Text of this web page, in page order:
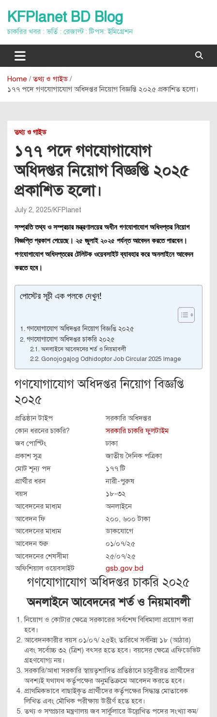
content
KFPlanet BD Blog
চাকরির খবর : ভর্তি : রেজাল্ট : টিপস: ইমিগ্রেশন
Home
তথ্য ও গাইড
১৭৭ পদে গণযোগাযোগ অধিদপ্তর নিয়োগ বিজ্ঞপ্তি ২০২৫ প্রকাশিত হলো।
তথ্য ও গাইড
১৭৭ পদে গণযোগাযোগ
অধিদপ্তর নিয়োগ বিজ্ঞপ্তি ২০২৫
প্রকাশিত হলো।
July 2, 2025 KFPlanet
সম্প্রতি তথ্য ও সম্প্রচার মন্ত্রণালয়ের অধীন গণযোগাযোগ অধিদপ্তর নিয়োগ
বিজ্ঞপ্তি প্রকাশ পেয়েছে। ২৫ জুলাই ২০২৫ পর্যন্ত আবেদন করতে পারবেন।
গণযোগাযোগ অধিদপ্তরের টেলিটক ওয়েবসাইট ব্যাবহার করে অনলাইনে আবেদন
করতে হবে।
পোস্টের সূচী এক পলকে দেখুন!
গণযোগাযোগ অধিদপ্তর নিয়োগ বিজ্ঞপ্তি ২০২৫
গণযোগাযোগ অধিদপ্তর চাকরি ২০২৫
অনলাইনে আবেদনের শর্ত ও নিয়মাবলী
Gonojogajog Odhidoptor Job Circular 2025 Image
গণযোগাযোগ অধিদপ্তর নিয়োগ বিজ্ঞপ্তি
২০২৫
প্রতিষ্ঠান টাইপ
সরকারি অধিদপ্তর
কোন ধরনের চাকরি?
সরকারি চাকরি ফুলটাইম
জব পোস্টিং
ঢাকা
প্রকাশ সুত্র
জাতীয় দৈনিক পত্রিকা
মোট শূন্য পদ
১৭৭ টি
প্রার্থীর ধরন
নারী-পুরুষ
বয়স
১৮-৩২
আবেদনের মাধ্যম
অনলাইনে
আবেদন ফি
২০০, ৬০০ টাকা
আবেদনের মাধ্যম
ডাকযোগে
আবেদন শুরু
০১/০৭/২৫
আবেদনের শেষসীমা
২৫/০৭/২৫
অফিশিয়াল ওয়েবসাইট
gsb.gov.bd
গণযোগাযোগ অধিদপ্তর চাকরি ২০২৫
অনলাইনে আবেদনের শর্ত ও নিয়মাবলী
নিয়োগ ও কোটার ক্ষেত্রে সরকারের সর্বশেষ বিধিমালা প্রয়োগ করা
হবে।
আবেদনকারীর বয়স ০১/০৭/ ২৫ইং তারিখে সর্বনিন্ন ১৮ (আঠার)
এবং সর্বোচ্চ ৩২ (ত্রিশ) বৎসর হতে হবে। বয়সের ক্ষেত্রে এফিডেভিট
গ্রহণযোগ্য নয়।
সরকারি/আধা সরকারি স্বায়তৃশাসিত প্রতিষ্ঠানে চাকুরীরত প্রার্থীদের
অবশ্যই যথাযথ কর্তৃপক্ষের অনুমতিক্রমে আবেদন করতে হবে।
প্রাথমিকভাবে বাছাইকৃত প্রার্থীদের কর্তৃপক্ষের সিদ্ধান্ত মোতাবেক
লিখিত এবং মৌখিক পরীক্ষায় উত্তীর্ণ হতে হবে।
তথ্য ও সম্প্রচার মন্ত্রণালয় জব সার্কুলারে উল্লেখিত পদের সংখ্যা কম/